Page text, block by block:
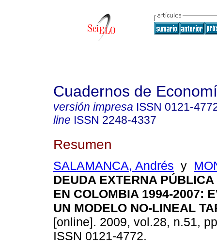
Cuadernos de
versión impresa ISSN 0121-
line ISSN 2248-4337
Resumen
SALAMANCA, Andrés y
DEUDA EXTERNA
EN COLOMBIA 1994-2007:
UN MODELO NO-LINEAL
[online]. 2009, vol.28, n.51,
ISSN 0121-4772.